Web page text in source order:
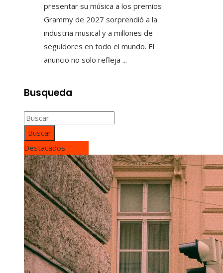
presentar su música a los premios
Grammy de 2027 sorprendió a la
industria musical y a millones de
seguidores en todo el mundo. El
anuncio no solo refleja ...
Busqueda
Buscar:
Destacados